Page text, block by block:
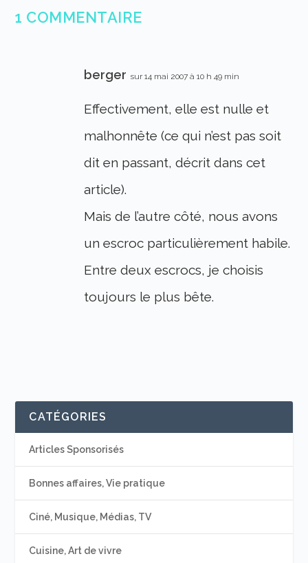
1 COMMENTAIRE
berger sur 14 mai 2007 à 10 h 49 min
Effectivement, elle est nulle et
malhonnête (ce qui n’est pas soit
dit en passant, décrit dans cet
article).
Mais de l’autre côté, nous avons
un escroc particulièrement habile.
Entre deux escrocs, je choisis
toujours le plus bête.
CATÉGORIES
Articles Sponsorisés
Bonnes affaires, Vie pratique
Ciné, Musique, Médias, TV
Cuisine, Art de vivre